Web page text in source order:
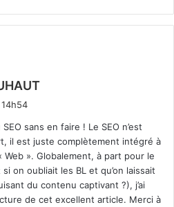
:
sans en faire ! Le SEO n’est
il est juste complètement intégré à
Web ». Globalement, à part pour le
on oubliait les BL et qu’on laissait
du contenu captivant ?), j’ai
de cet excellent article. Merci à